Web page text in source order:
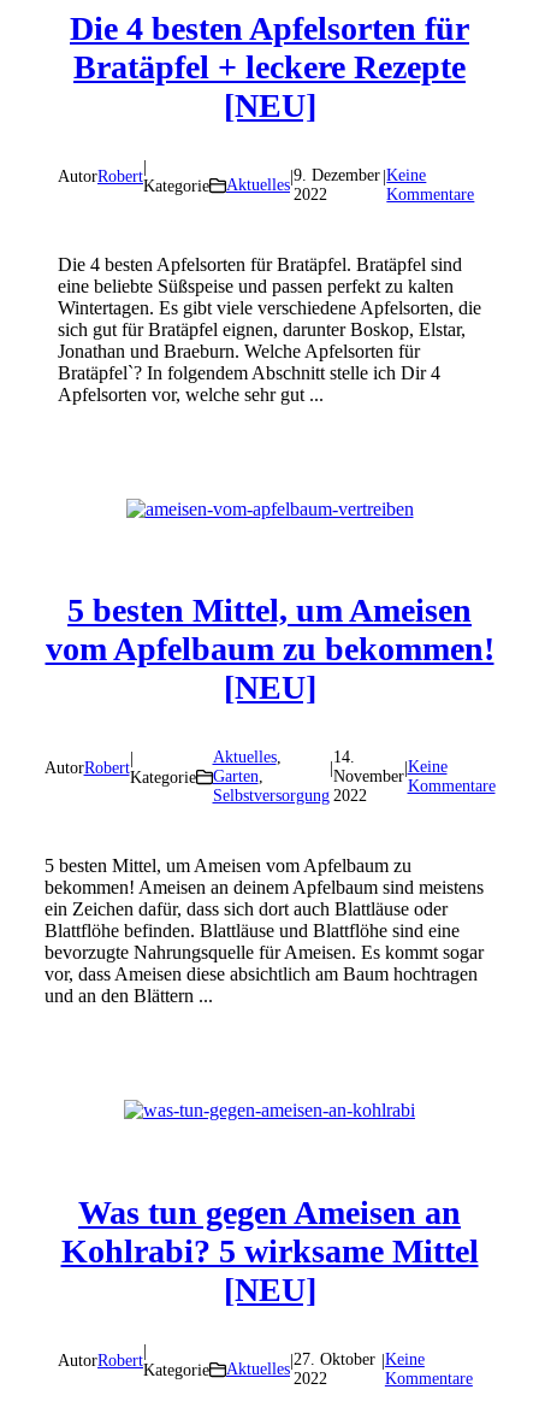
Die 4 besten Apfelsorten für
Bratäpfel + leckere Rezepte
[NEU]
AutorRobert
|
Kategorie
Aktuelles|9. Dezember
2022
|Keine
Kommentare
Die 4 besten Apfelsorten für Bratäpfel. Bratäpfel sind
eine beliebte Süßspeise und passen perfekt zu kalten
Wintertagen. Es gibt viele verschiedene Apfelsorten, die
sich gut für Bratäpfel eignen, darunter Boskop, Elstar,
Jonathan und Braeburn. Welche Apfelsorten für
Bratäpfel`? In folgendem Abschnitt stelle ich Dir 4
Apfelsorten vor, welche sehr gut ...
5 besten Mittel, um Ameisen
vom Apfelbaum zu bekommen!
[NEU]
AutorRobert
Kategorie
Aktuelles,
Garten,
Selbstversorgung
14.
November
2022
Keine
Kommentare
5 besten Mittel, um Ameisen vom Apfelbaum zu
bekommen! Ameisen an deinem Apfelbaum sind meistens
ein Zeichen dafür, dass sich dort auch Blattläuse oder
Blattflöhe befinden. Blattläuse und Blattflöhe sind eine
bevorzugte Nahrungsquelle für Ameisen. Es kommt sogar
vor, dass Ameisen diese absichtlich am Baum hochtragen
und an den Blättern ...
Was tun gegen Ameisen an
Kohlrabi? 5 wirksame Mittel
[NEU]
AutorRobert
|
Kategorie
Aktuelles|27. Oktober
2022
|Keine
Kommentare